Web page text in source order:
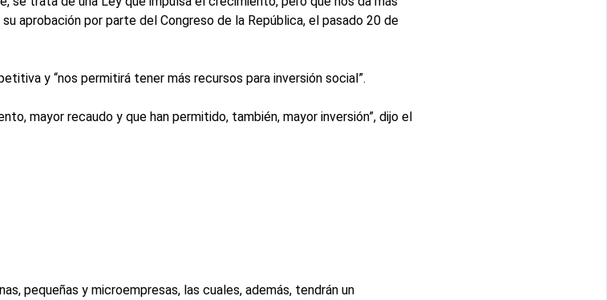
aprobación por parte del Congreso de la República, el pasado 20 de
y “nos permitirá tener más recursos para inversión social”.
mayor recaudo y que han permitido, también, mayor inversión”, dijo el
pequeñas y microempresas, las cuales, además, tendrán un